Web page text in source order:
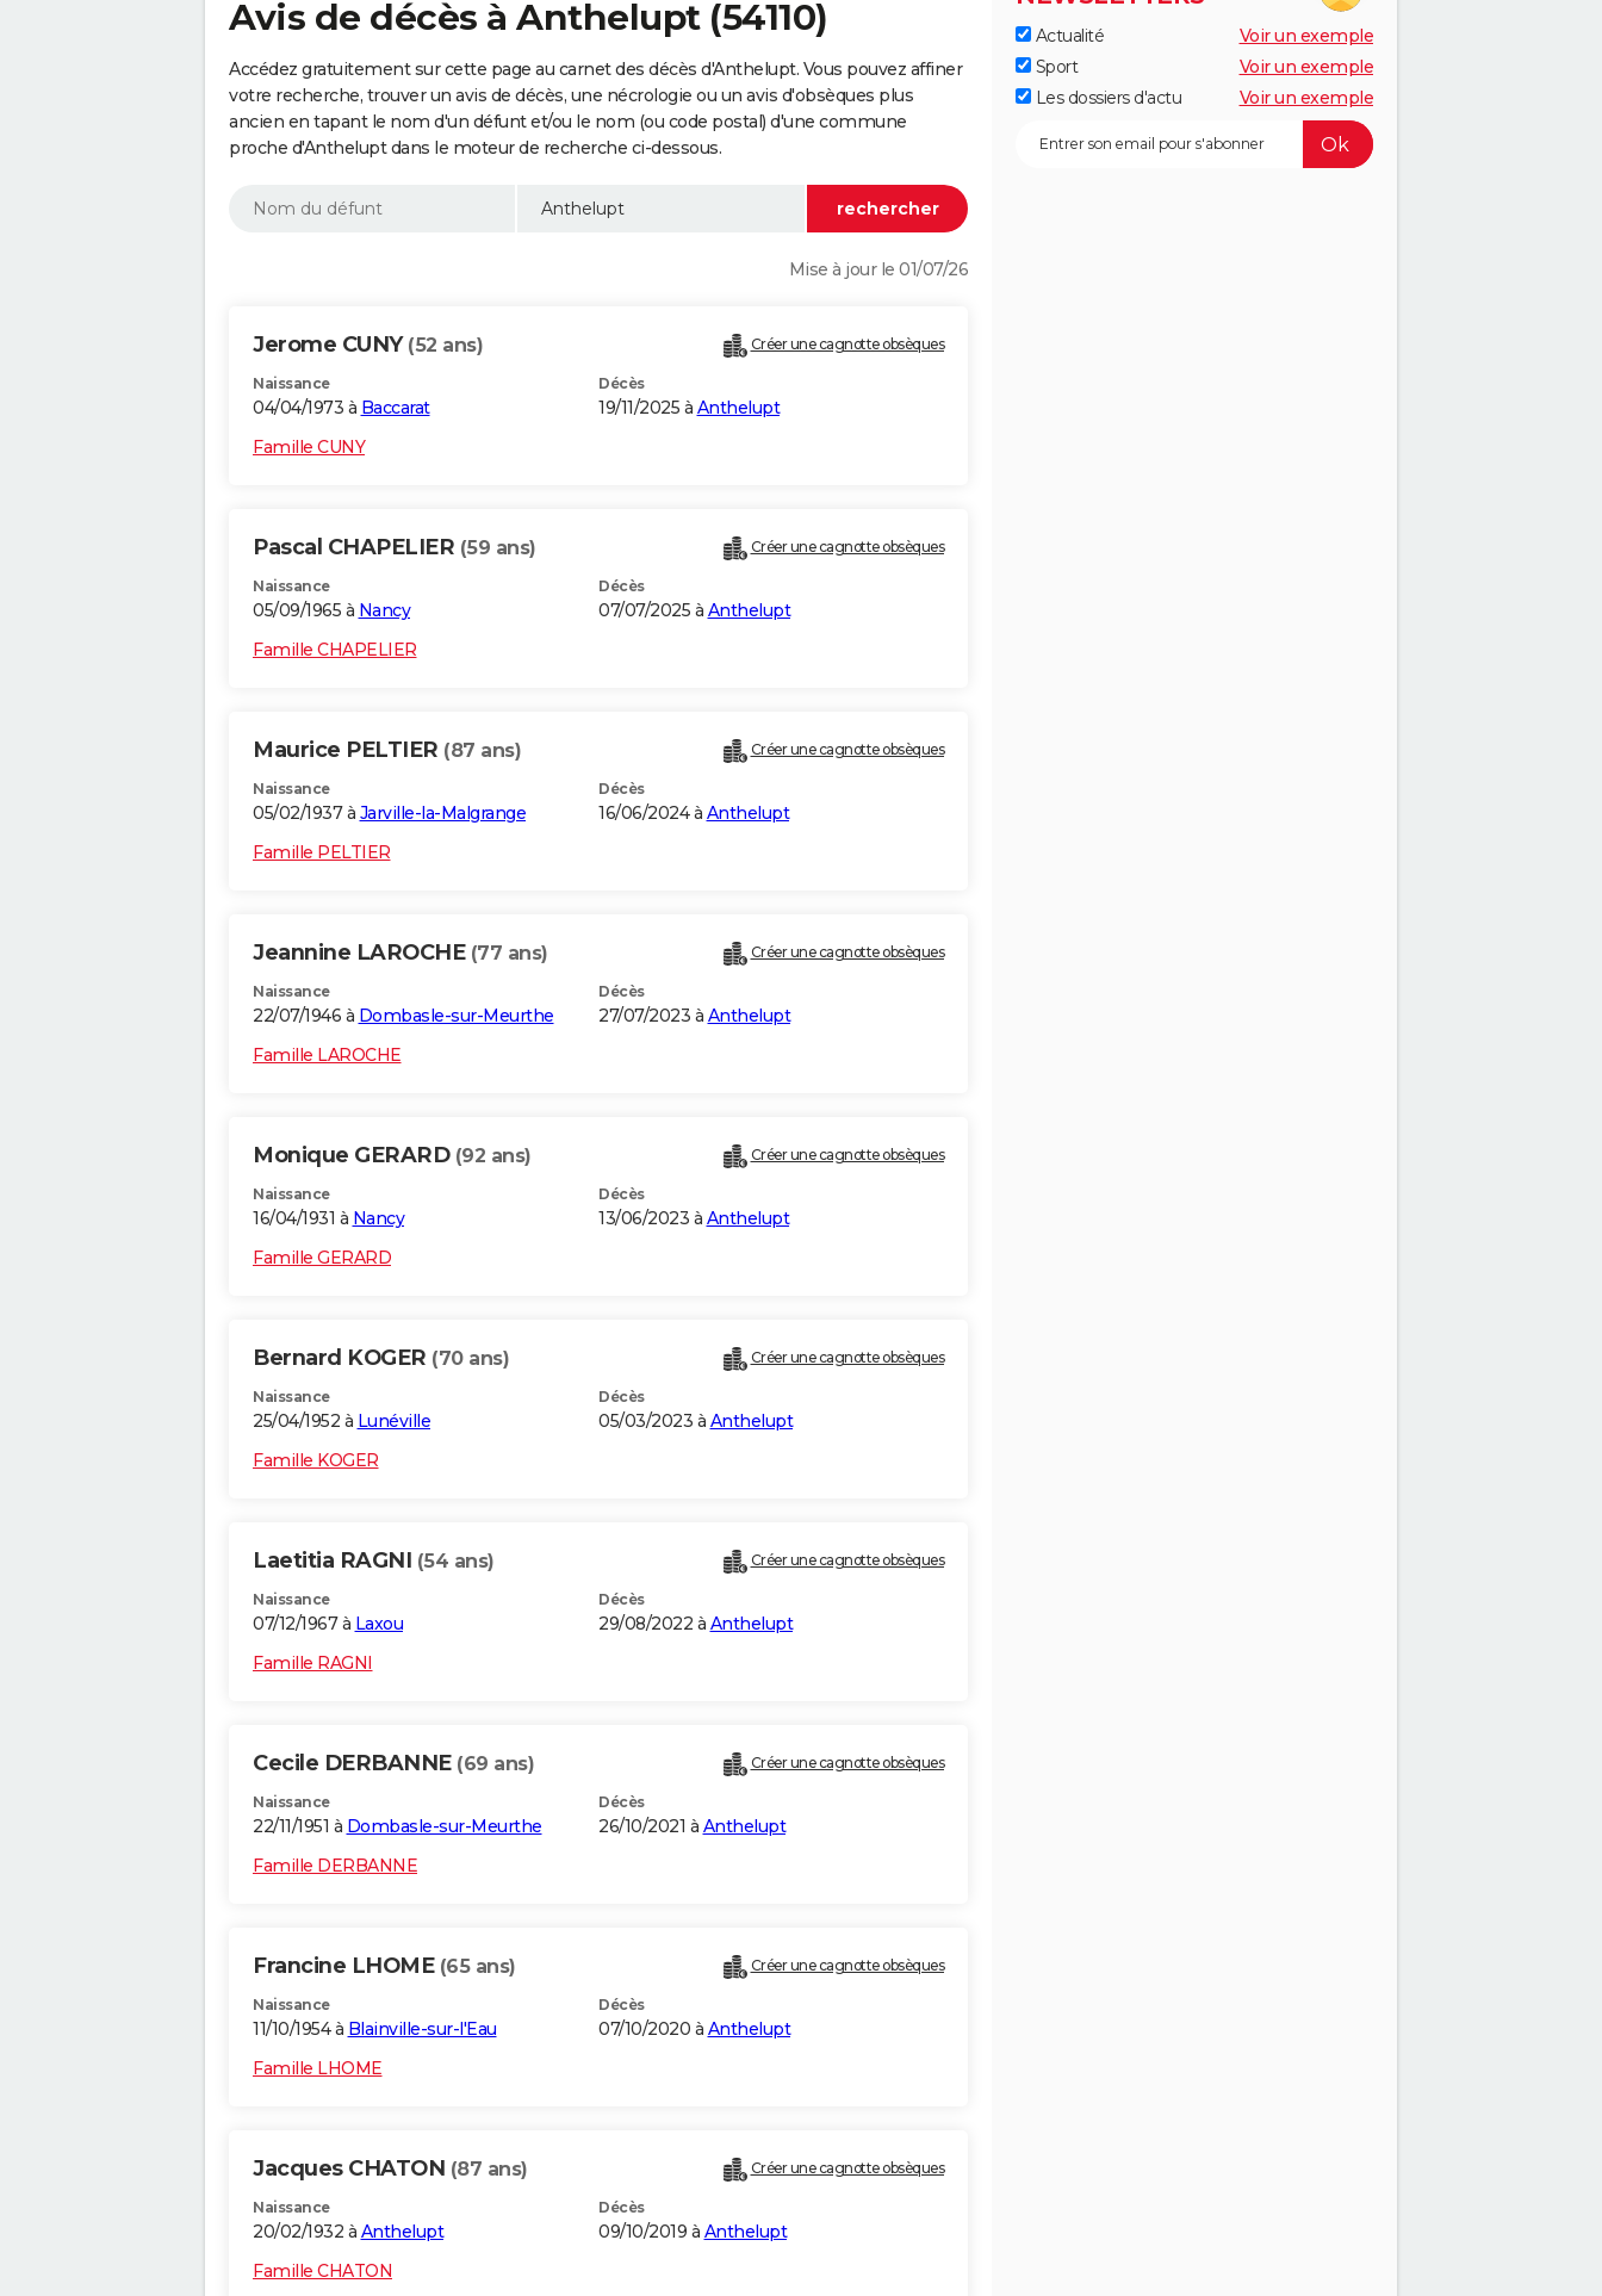
Avis de décès à Anthelupt (54110)
Accédez gratuitement sur cette page au carnet des décès d'Anthelupt. Vous pouvez affiner
votre recherche, trouver un avis de décès, une nécrologie ou un avis d'obsèques plus
ancien en tapant le nom d'un défunt et/ou le nom (ou code postal) d'une commune
proche d'Anthelupt dans le moteur de recherche ci-dessous.
Mise à jour le 01/07/26
Jerome CUNY (52 ans) Créer une cagnotte obsèques
Naissance
04/04/1973 à Baccarat
Décès
19/11/2025 à Anthelupt
Famille CUNY
Pascal CHAPELIER (59 ans) Créer une cagnotte obsèques
Naissance
05/09/1965 à Nancy
Décès
07/07/2025 à Anthelupt
Famille CHAPELIER
Maurice PELTIER (87 ans) Créer une cagnotte obsèques
Naissance
05/02/1937 à Jarville-la-Malgrange
Décès
16/06/2024 à Anthelupt
Famille PELTIER
Jeannine LAROCHE (77 ans) Créer une cagnotte obsèques
Naissance
22/07/1946 à Dombasle-sur-Meurthe
Décès
27/07/2023 à Anthelupt
Famille LAROCHE
Monique GERARD (92 ans) Créer une cagnotte obsèques
Naissance
16/04/1931 à Nancy
Décès
13/06/2023 à Anthelupt
Famille GERARD
Bernard KOGER (70 ans) Créer une cagnotte obsèques
Naissance
25/04/1952 à Lunéville
Décès
05/03/2023 à Anthelupt
Famille KOGER
Laetitia RAGNI (54 ans) Créer une cagnotte obsèques
Naissance
07/12/1967 à Laxou
Décès
29/08/2022 à Anthelupt
Famille RAGNI
Cecile DERBANNE (69 ans) Créer une cagnotte obsèques
Naissance
22/11/1951 à Dombasle-sur-Meurthe
Décès
26/10/2021 à Anthelupt
Famille DERBANNE
Francine LHOME (65 ans) Créer une cagnotte obsèques
Naissance
11/10/1954 à Blainville-sur-l'Eau
Décès
07/10/2020 à Anthelupt
Famille LHOME
Jacques CHATON (87 ans) Créer une cagnotte obsèques
Naissance
20/02/1932 à Anthelupt
Décès
09/10/2019 à Anthelupt
Famille CHATON
Actualité
Voir un exemple
Sport
Voir un exemple
Les dossiers d'actu
Voir un exemple